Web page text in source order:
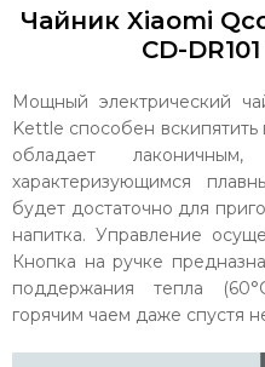
Чайник Xiaomi
CD-
Мощный электрический
Kettle способен
обладает
характеризующимся
будет достаточно для
напитка. Управление
Кнопка на ручке
поддержания тепла
горячим чаем даже спустя